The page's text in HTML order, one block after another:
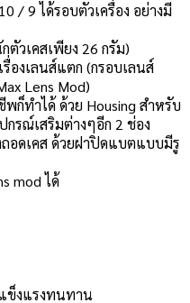
/ 9 ได้รอบตัวเครื่อง อย่างมี
วเคสเพียง 26 กรัม)
องเลนส์แตก (กรอบเลนส์
Lens Mod)
ก็ทำได้ ด้วย Housing สำหรับ
รณ์เสริมต่างๆอีก 2 ช่อง
ถอดเคส ด้วยฝาปิดแบตแบบมีรู
mod ได้
ข็งแรงทนทาน